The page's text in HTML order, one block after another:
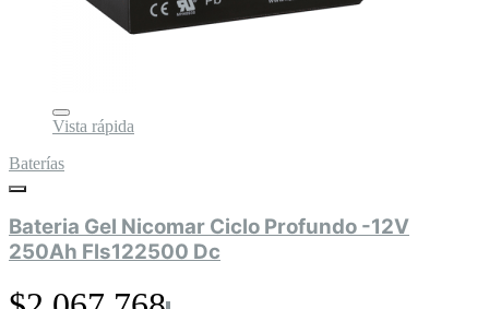
Vista rápida
Baterías
Bateria Gel Nicomar Ciclo Profundo -12V
250Ah Fls122500 Dc